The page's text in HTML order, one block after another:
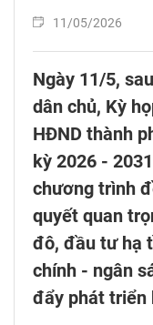
11/05/2026
Ngày 11/5,
dân chủ, Kỳ
HĐND thành
kỳ 2026 -
chương trình
quyết quan
đô, đầu tư hạ
chính - ngân
đẩy phát triển